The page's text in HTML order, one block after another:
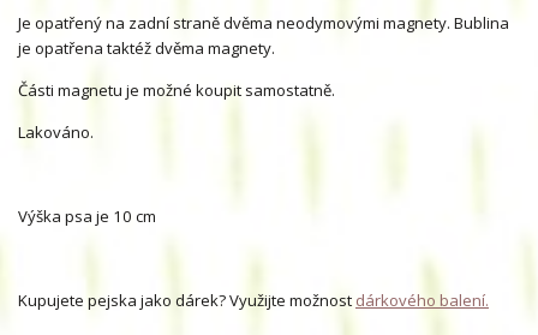
Je opatřený na zadní straně dvěma neodymovými magnety. Bublina
je opatřena taktéž dvěma magnety.
Části magnetu je možné koupit samostatně.
Lakováno.
Výška psa je 10 cm
Kupujete pejska jako dárek? Využijte možnost dárkového balení.